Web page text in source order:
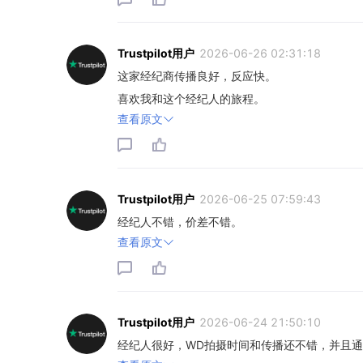
Trustpilot用户 2026-06-26 02:31:18
这家经纪商传播良好，反应快。
喜欢我和这个经纪人的旅程。
查看原文
Trustpilot用户 2026-06-25 07:59:43
经纪人不错，价差不错。
查看原文
Trustpilot用户 2026-06-24 21:50:10
经纪人很好，WD拍摄时间和传播还不错，并且